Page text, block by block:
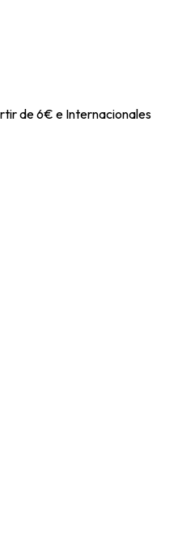
de 6€ e Internacionales